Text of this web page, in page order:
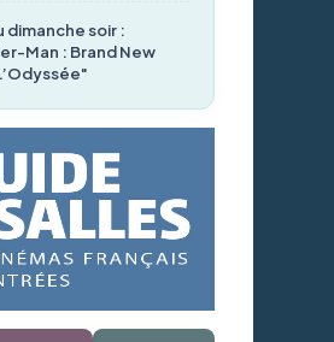
dimanche soir :
Man : Brand New